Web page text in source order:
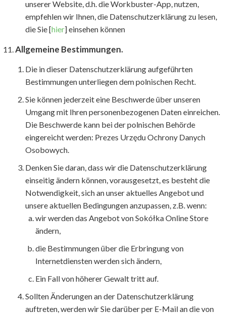
unserer Website, d.h. die Workbuster-App, nutzen,
empfehlen wir Ihnen, die Datenschutzerklärung zu lesen,
die Sie [hier] einsehen können
Allgemeine Bestimmungen.
Die in dieser Datenschutzerklärung aufgeführten
Bestimmungen unterliegen dem polnischen Recht.
Sie können jederzeit eine Beschwerde über unseren
Umgang mit Ihren personenbezogenen Daten einreichen.
Die Beschwerde kann bei der polnischen Behörde
eingereicht werden: Prezes Urzędu Ochrony Danych
Osobowych.
Denken Sie daran, dass wir die Datenschutzerklärung
einseitig ändern können, vorausgesetzt, es besteht die
Notwendigkeit, sich an unser aktuelles Angebot und
unsere aktuellen Bedingungen anzupassen, z.B. wenn:
wir werden das Angebot von Sokółka Online Store
ändern,
die Bestimmungen über die Erbringung von
Internetdiensten werden sich ändern,
Ein Fall von höherer Gewalt tritt auf.
Sollten Änderungen an der Datenschutzerklärung
auftreten, werden wir Sie darüber per E-Mail an die von